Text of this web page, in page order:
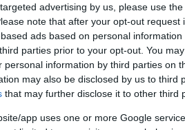
advertising by us, please use
note that after your opt-out request
ads based on personal
parties prior to your opt-out. You
information by third parties on
may also be disclosed by us to third
that may further disclose it to other third
app uses one or more Google
majd, ha rám szorulnál a szemétdomb
majd megpróbálok. Fuldoklás a
jazz. Ellazulás és odafigyelés, égi testek,
szél,…